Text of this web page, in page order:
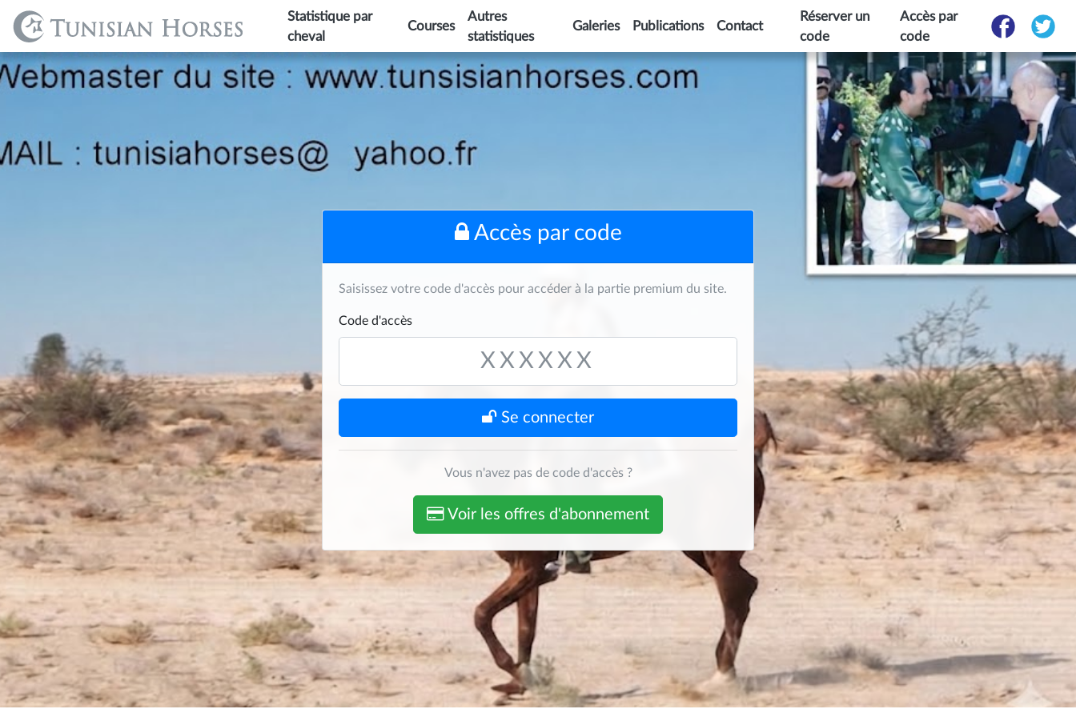
Statistique par
cheval
Courses
Autres
statistiques
Galeries Publications Contact
Réserver un
code
Accès par
code
Accès par code
Saisissez votre code d'accès pour accéder à la partie premium du site.
Code d'accès
Se connecter
Vous n'avez pas de code d'accès ?
Voir les offres d'abonnement